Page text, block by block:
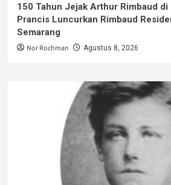
150 Tahun Jejak Arthur Rimbaud di
Prancis Luncurkan Rimbaud
Semarang
Nor Rochman Agustus 8, 2026